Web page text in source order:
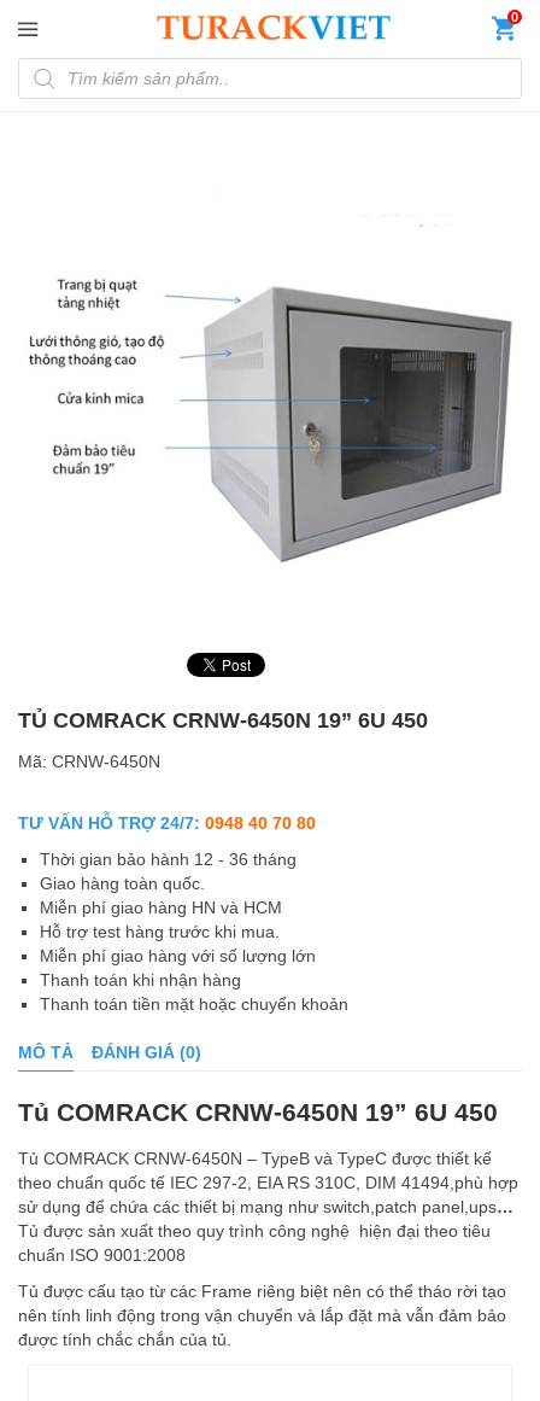
0
Tìm kiếm sản phẩm
TỦ COMRACK CRNW-6450N 19” 6U 450
Mã: CRNW-6450N
TƯ VẤN HỖ TRỢ 24/7: 0948 40 70 80
Thời gian bảo hành 12 - 36 tháng
Giao hàng toàn quốc.
Miễn phí giao hàng HN và HCM
Hỗ trợ test hàng trước khi mua.
Miễn phí giao hàng với số lượng lớn
Thanh toán khi nhận hàng
Thanh toán tiền mặt hoặc chuyển khoản
MÔ TẢ ĐÁNH GIÁ (0)
Tủ COMRACK CRNW-6450N 19” 6U 450
Tủ COMRACK CRNW-6450N – TypeB và TypeC được thiết kế
theo chuẩn quốc tế IEC 297-2, EIA RS 310C, DIM 41494,phù hợp
sử dụng để chứa các thiết bị mạng như switch,patch panel,ups…
Tủ được sản xuất theo quy trình công nghệ hiện đại theo tiêu
chuẩn ISO 9001:2008
Tủ được cấu tạo từ các Frame riêng biệt nên có thể tháo rời tạo
nên tính linh động trong vận chuyển và lắp đặt mà vẫn đảm bảo
được tính chắc chắn của tủ.